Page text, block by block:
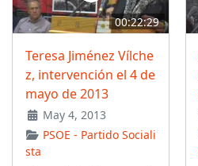
00:22:29
Teresa Jiménez Vílche
z, intervención el 4 de
mayo de 2013
May 4, 2013
PSOE - Partido Sociali
sta